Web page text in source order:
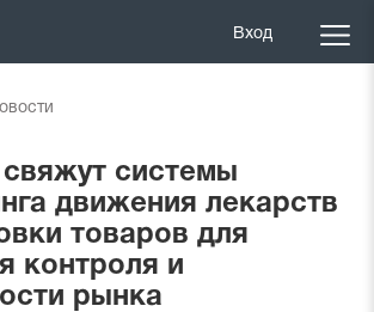
Вход
системы
движения лекарств
товаров для
контроля и
рынка